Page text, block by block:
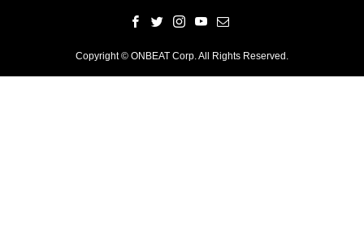
Copyright © ONBEAT Corp. All Rights Reserved.